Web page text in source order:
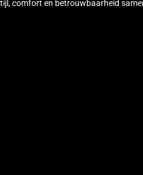
comfort en betrouwbaarheid